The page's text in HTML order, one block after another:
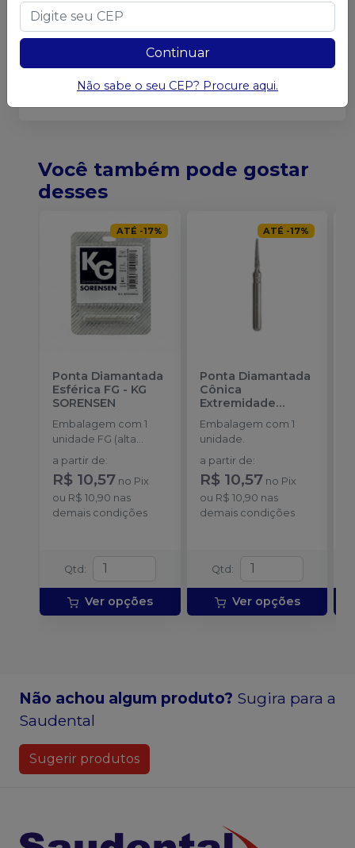
Clique e confira o catalago KG Sorensen
Link para PDF Catálogo
Você também pode gostar
desses
ATÉ -17%
Ponta Diamantada
Esférica FG - KG
SORENSEN
Embalagem com 1
unidade FG (alta
rotação).
a partir de:
R$ 10,57 no Pix
ou R$ 10,90 nas
demais condições
Qtd :
Ver opções
ATÉ -17%
Ponta Diamantada
Cônica
Extremidade
Arredondada FG
KG SORENSEN
Embalagem com 1
unidade.
a partir de:
R$ 10,57 no Pix
ou R$ 10,90 nas
demais condições
Qtd :
Ver opções
Não achou algum produto? Sugira para a
Saudental
Sugerir produtos
Continuar
Não sabe o seu CEP? Procure aqui.